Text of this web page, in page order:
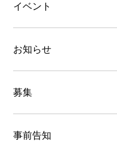
イベント
お知らせ
募集
事前告知